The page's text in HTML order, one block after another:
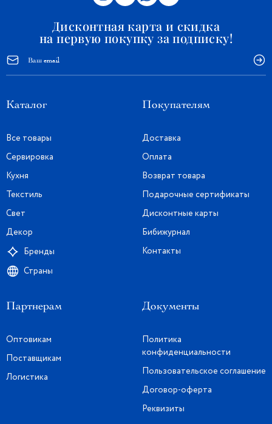
Дисконтная карта и скидка
на первую покупку за подписку!
Каталог
Все товары
Сервировка
Кухня
Текстиль
Свет
Декор
Бренды
Страны
Покупателям
Доставка
Оплата
Возврат товара
Подарочные сертификаты
Дисконтные карты
Бибижурнал
Контакты
Партнерам
Оптовикам
Поставщикам
Логистика
Документы
Политика
конфиденциальности
Пользовательское соглашение
Договор-оферта
Реквизиты